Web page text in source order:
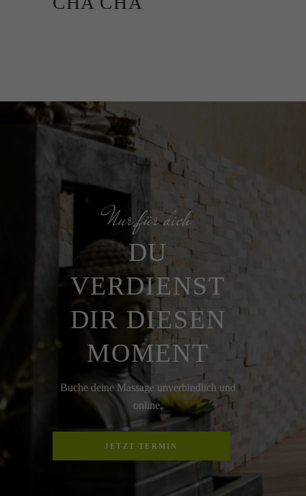
Nur für dich
DU
VERDIENST
DIR DIESEN
MOMENT
Buche deine Massage unverbindlich und
online.
JETZT TERMIN
VEREINBAREN